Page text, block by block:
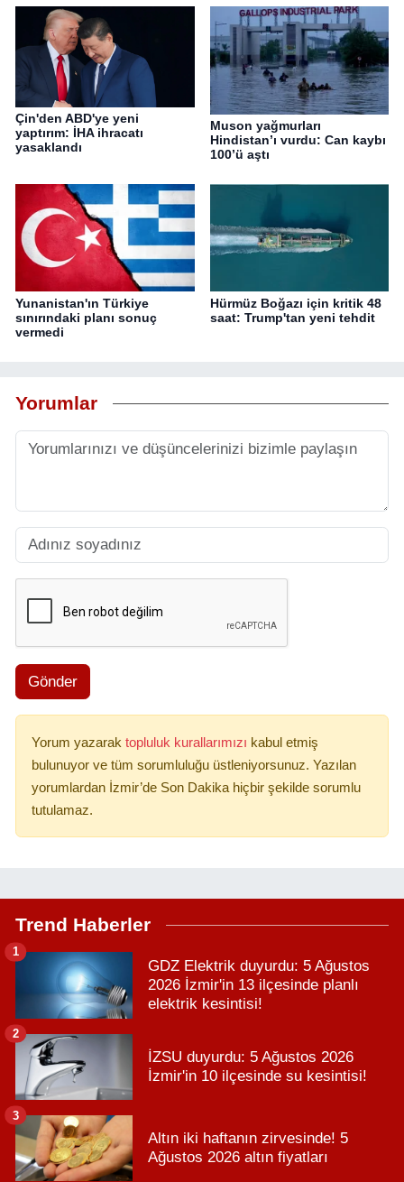
Çin'den ABD'ye yeni
yaptırım: İHA ihracatı
yasaklandı
Muson yağmurları
Hindistan’ı vurdu: Can kaybı
100’ü aştı
Yunanistan'ın Türkiye
sınırındaki planı sonuç
vermedi
Hürmüz Boğazı için kritik 48
saat: Trump'tan yeni tehdit
Yorumlar
Gönder
Yorum yazarak topluluk kurallarımızı kabul etmiş
bulunuyor ve tüm sorumluluğu üstleniyorsunuz. Yazılan
yorumlardan İzmir’de Son Dakika hiçbir şekilde sorumlu
tutulamaz.
Trend Haberler
GDZ Elektrik duyurdu: 5 Ağustos
2026 İzmir'in 13 ilçesinde planlı
elektrik kesintisi!
1
İZSU duyurdu: 5 Ağustos 2026
İzmir'in 10 ilçesinde su kesintisi!
2
Altın iki haftanın zirvesinde! 5
Ağustos 2026 altın fiyatları
3